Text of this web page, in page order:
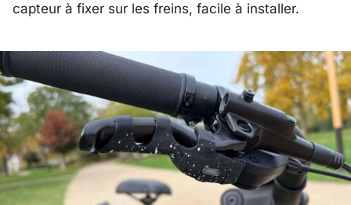
capteur à fixer sur les freins, facile à installer.